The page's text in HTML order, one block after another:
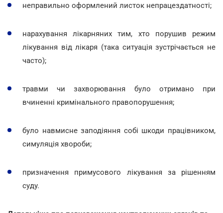
неправильно оформлений листок непрацездатності;
нарахування лікарняних тим, хто порушив режим
лікування від лікаря (така ситуація зустрічається не
часто);
травми чи захворювання було отримано при
вчиненні кримінального правопорушення;
було навмисне заподіяння собі шкоди працівником,
симуляція хвороби;
призначення примусового лікування за рішенням
суду.